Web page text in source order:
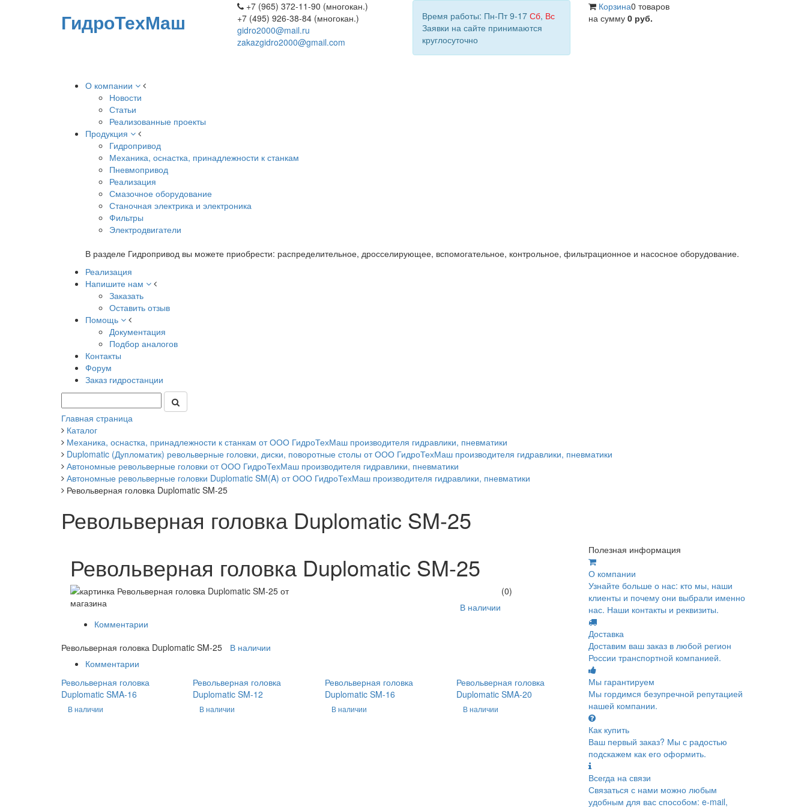
ГидроТехМаш
+7 (965) 372-11-90 (многокан.)
+7 (495) 926-38-84 (многокан.)
gidro2000@mail.ru
zakazgidro2000@gmail.com
Время работы: Пн-Пт 9-17 Сб, Вс
Заявки на сайте принимаются
круглосуточно
Корзина0 товаров
на сумму 0 руб.
О компании
Новости
Статьи
Реализованные проекты
Продукция
Гидропривод
Механика, оснастка, принадлежности к станкам
Пневмопривод
Реализация
Смазочное оборудование
Станочная электрика и электроника
Фильтры
Электродвигатели
В разделе Гидропривод вы можете приобрести: распределительное, дросселирующее, вспомогательное, контрольное, фильтрационное и насосное оборудование.
Реализация
Напишите нам
Заказать
Оставить отзыв
Помощь
Документация
Подбор аналогов
Контакты
Форум
Заказ гидростанции
Главная страница
Каталог
Механика, оснастка, принадлежности к станкам от ООО ГидроТехМаш производителя гидравлики, пневматики
Duplomatic (Дупломатик) револьверные головки, диски, поворотные столы от ООО ГидроТехМаш производителя гидравлики, пневматики
Автономные револьверные головки от ООО ГидроТехМаш производителя гидравлики, пневматики
Автономные револьверные головки Duplomatic SM(A) от ООО ГидроТехМаш производителя гидравлики, пневматики
Револьверная головка Duplomatic SM-25
Револьверная головка Duplomatic SM-25
Револьверная головка Duplomatic SM-25
(0)
В наличии
Комментарии
Револьверная головка Duplomatic SM-25
В наличии
Комментарии
Револьверная головка
Duplomatic SMA-16
В наличии
Револьверная головка
Duplomatic SM-12
В наличии
Револьверная головка
Duplomatic SM-16
В наличии
Револьверная головка
Duplomatic SMA-20
В наличии
Полезная информация
О компании
Узнайте больше о нас: кто мы, наши
клиенты и почему они выбрали именно
нас. Наши контакты и реквизиты.
Доставка
Доставим ваш заказ в любой регион
России транспортной компанией.
Мы гарантируем
Мы гордимся безупречной репутацией
нашей компании.
Как купить
Ваш первый заказ? Мы с радостью
подскажем как его оформить.
Всегда на связи
Связаться с нами можно любым
удобным для вас способом: e-mail,